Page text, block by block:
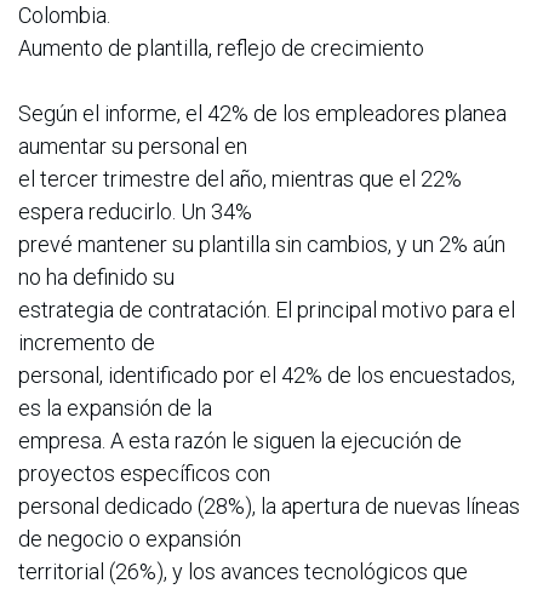
Colombia.
Aumento de plantilla, reflejo de crecimiento
Según el informe, el 42% de los empleadores planea
aumentar su personal en
el tercer trimestre del año, mientras que el 22%
espera reducirlo. Un 34%
prevé mantener su plantilla sin cambios, y un 2% aún
no ha definido su
estrategia de contratación. El principal motivo para el
incremento de
personal, identificado por el 42% de los encuestados,
es la expansión de la
empresa. A esta razón le siguen la ejecución de
proyectos específicos con
personal dedicado (28%), la apertura de nuevas líneas
de negocio o expansión
territorial (26%), y los avances tecnológicos que